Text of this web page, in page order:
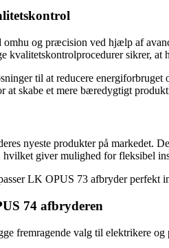
og præcision ved hjælp af
kvalitetskontrolprocedurer sikrer,
til at reducere
at skabe et mere bæredygtigt
nyeste produkter på markedet.
hvilket giver mulighed for fleksibel
LK OPUS 73 afbryder perfekt
74 afbryderen
fremragende valg til elektrikere